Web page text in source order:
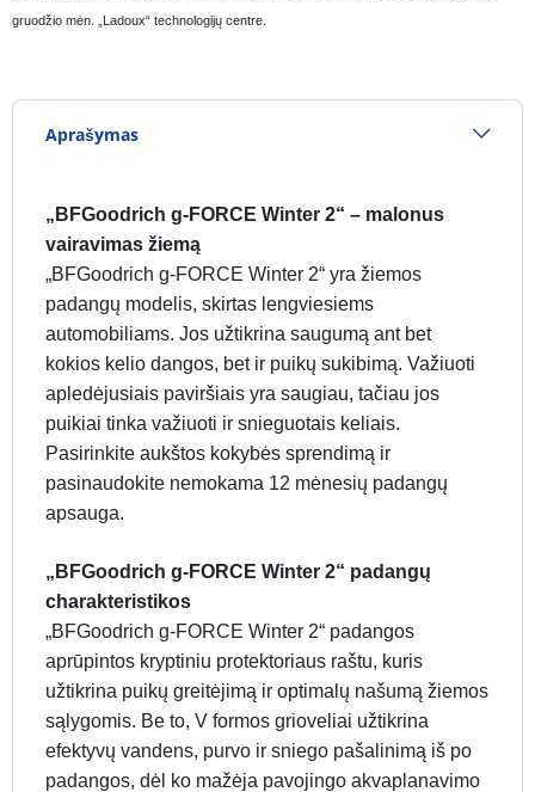
gruodžio mėn. „Ladoux“ technologijų centre.
Aprašymas
„BFGoodrich g-FORCE Winter 2“ – malonus
vairavimas žiemą
„BFGoodrich g-FORCE Winter 2“ yra žiemos
padangų modelis, skirtas lengviesiems
automobiliams. Jos užtikrina saugumą ant bet
kokios kelio dangos, bet ir puikų sukibimą. Važiuoti
apledėjusiais paviršiais yra saugiau, tačiau jos
puikiai tinka važiuoti ir snieguotais keliais.
Pasirinkite aukštos kokybės sprendimą ir
pasinaudokite nemokama 12 mėnesių padangų
apsauga.
„BFGoodrich g-FORCE Winter 2“ padangų
charakteristikos
„BFGoodrich g-FORCE Winter 2“ padangos
aprūpintos kryptiniu protektoriaus raštu, kuris
užtikrina puikų greitėjimą ir optimalų našumą žiemos
sąlygomis. Be to, V formos grioveliai užtikrina
efektyvų vandens, purvo ir sniego pašalinimą iš po
padangos, dėl ko mažėja pavojingo akvaplanavimo